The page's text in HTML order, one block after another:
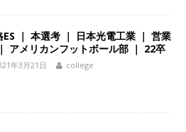
年5月14日 ] 【 28卒 ｜ 30分のオンライン
研究・企業説明会 】 世界最大級の金融サー
ES ｜ 本選考 ｜ 日本光電工業 ｜ 営業
アメリカンフットボール部 ｜ 22卒
年3月21日 college